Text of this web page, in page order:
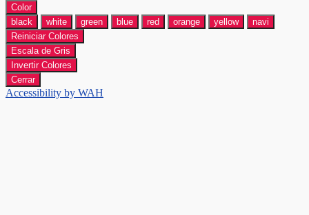
Color
black
white green blue red orange yellow
navi
Reiniciar Colores
Escala de Gris
Invertir Colores
Cerrar
Accessibility by WAH